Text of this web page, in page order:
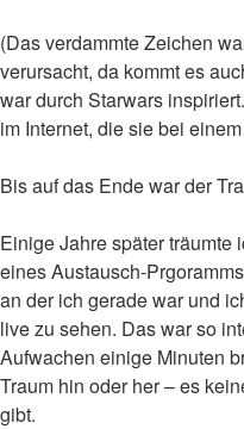
(Das verdammte Zeichen
verursacht, da kommt es
war durch Starwars
im Internet, die sie bei
Bis auf das Ende war der
Einige Jahre später träumte
eines Austausch-
an der ich gerade war und
live zu sehen. Das war so
Aufwachen einige Minuten
Traum hin oder her – es
gibt.